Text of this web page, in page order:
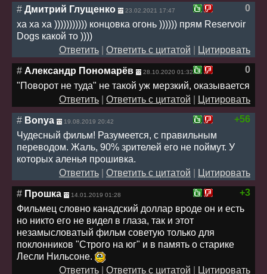
0
# Дмитрий Глущенко 23.02.2021 17:47
ха ха ха ))))))))))) концовка огонь )))))) прям Reservoir
Dogs какой то ))))
Ответить
Ответить с цитатой
Цитировать
0
# Александр Пономарёв 28.10.2020 01:32
"Поворот не туда" не такой уж мерзкий, оказывается
Ответить
Ответить с цитатой
Цитировать
+56
# Bonya 19.08.2019 20:42
Чудесный фильм! Разумеется, с правильным
переводом. Жаль, 90% зрителей его не поймут. У
которых аленья прошивка.
Ответить
Ответить с цитатой
Цитировать
+3
# Прошка 14.01.2019 01:28
Фильмец словно канадский доллар вроде он и есть
но никто его не видел в глаза, так и этот
незамысловатый фильм советую только для
поклонников "Строго на юг" и в память о старике
Лесли Нильсоне.
Ответить
Ответить с цитатой
Цитировать